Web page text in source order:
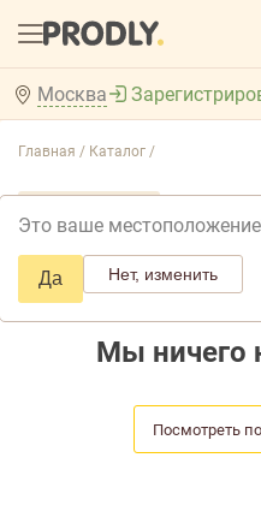
Москва
Это ваше
Да Нет, изменить
Главная / Каталог /
Мы ничего
Посмотреть